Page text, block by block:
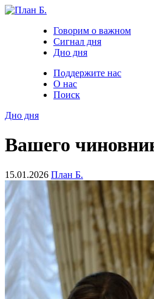
Говорим о важном
Сигнал дня
Дно дня
Поддержите нас
О нас
Поиск
Дно дня
Вашего
15.01.2026 План Б.